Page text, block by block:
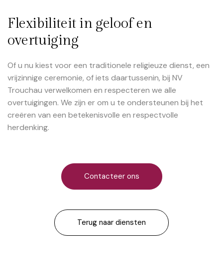
Flexibiliteit in geloof en
overtuiging
Of u nu kiest voor een traditionele religieuze dienst, een
vrijzinnige ceremonie, of iets daartussenin, bij NV
Trouchau verwelkomen en respecteren we alle
overtuigingen. We zijn er om u te ondersteunen bij het
creëren van een betekenisvolle en respectvolle
herdenking.
Contacteer ons
Terug naar diensten